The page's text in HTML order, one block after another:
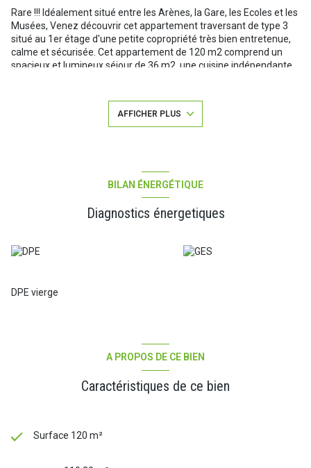
Rare !!! Idéalement situé entre les Arènes, la Gare, les Ecoles et les
Musées, Venez découvrir cet appartement traversant de type 3
situé au 1er étage d'une petite copropriété très bien entretenue,
calme et sécurisée. Cet appartement de 120 m2 comprend un
spacieux et lumineux séjour de 36 m2, une cuisine indépendante
avec lave mains. Belle hauteur de plafonds, balcon et cheminée
décorative. L'appartement dispose de double vitrage avec volets
de 38 euros et comprennent l'eau et l'entretien des communs, le
syndic est bénévole et la taxe foncière est de 1797 euros.
N'attendez pas pour visiter cet appartement, ce type de bien est
AFFICHER PLUS
BILAN ÉNERGÉTIQUE
Diagnostics énergetiques
DPE vierge
A PROPOS DE CE BIEN
Caractéristiques de ce bien
Surface 120 m²